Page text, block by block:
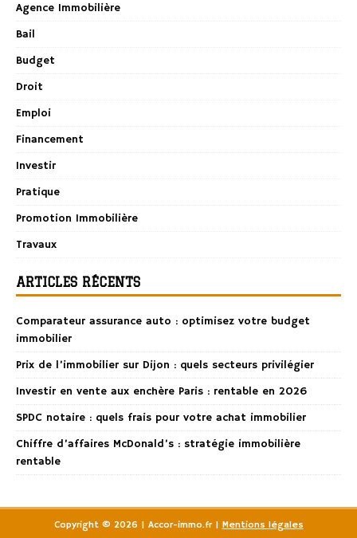
Agence Immobilière
Bail
Budget
Droit
Emploi
Financement
Investir
Pratique
Promotion Immobilière
Travaux
ARTICLES RÉCENTS
Comparateur assurance auto : optimisez votre budget
immobilier
Prix de l’immobilier sur Dijon : quels secteurs privilégier
Investir en vente aux enchère Paris : rentable en 2026
SPDC notaire : quels frais pour votre achat immobilier
Chiffre d’affaires McDonald’s : stratégie immobilière
rentable
Copyright © 2026 | Accor-immo.fr | Mentions légales